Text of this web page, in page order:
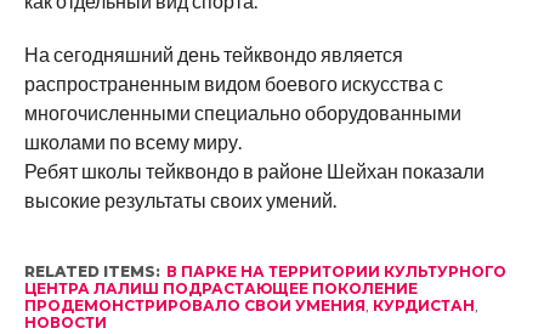
На сегодняшний день тейквондо является
распространенным видом боевого искусства с
многочисленными специально оборудованными
школами по всему миру.
Ребят школы тейквондо в районе Шейхан показали
высокие результаты своих умений.
RELATED ITEMS: В ПАРКЕ НА ТЕРРИТОРИИ КУЛЬТУРНОГО
ЦЕНТРА ЛАЛИШ ПОДРАСТАЮЩЕЕ ПОКОЛЕНИЕ
ПРОДЕМОНСТРИРОВАЛО СВОИ УМЕНИЯ, КУРДИСТАН,
НОВОСТИ